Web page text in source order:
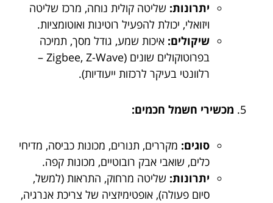
יתרונות: שליטה קולית נוחה, מרכז שליטה
ויזואלי, יכולת להפעיל רוטינות ואוטומציות.
שיקולים: איכות שמע, גודל מסך, תמיכה
בפרוטוקולים שונים (Zigbee, Z-Wave –
רלוונטי בעיקר לרכזות ייעודיות).
מכשירי חשמל חכמים:
סוגים: מקררים, תנורים, מכונות כביסה, מדיחי
כלים, שואבי אבק רובוטיים, מכונות קפה.
יתרונות: שליטה מרחוק, התראות (למשל,
סיום פעולה), אופטימיזציה של צריכת אנרגיה,